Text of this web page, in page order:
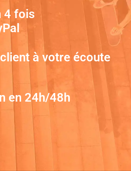
4 fois
à votre écoute
en 24h/48h